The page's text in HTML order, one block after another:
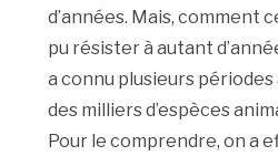
d’années. Mais, comment
pu résister à autant
a connu plusieurs périodes
des milliers d’espèces
Pour le comprendre, on a